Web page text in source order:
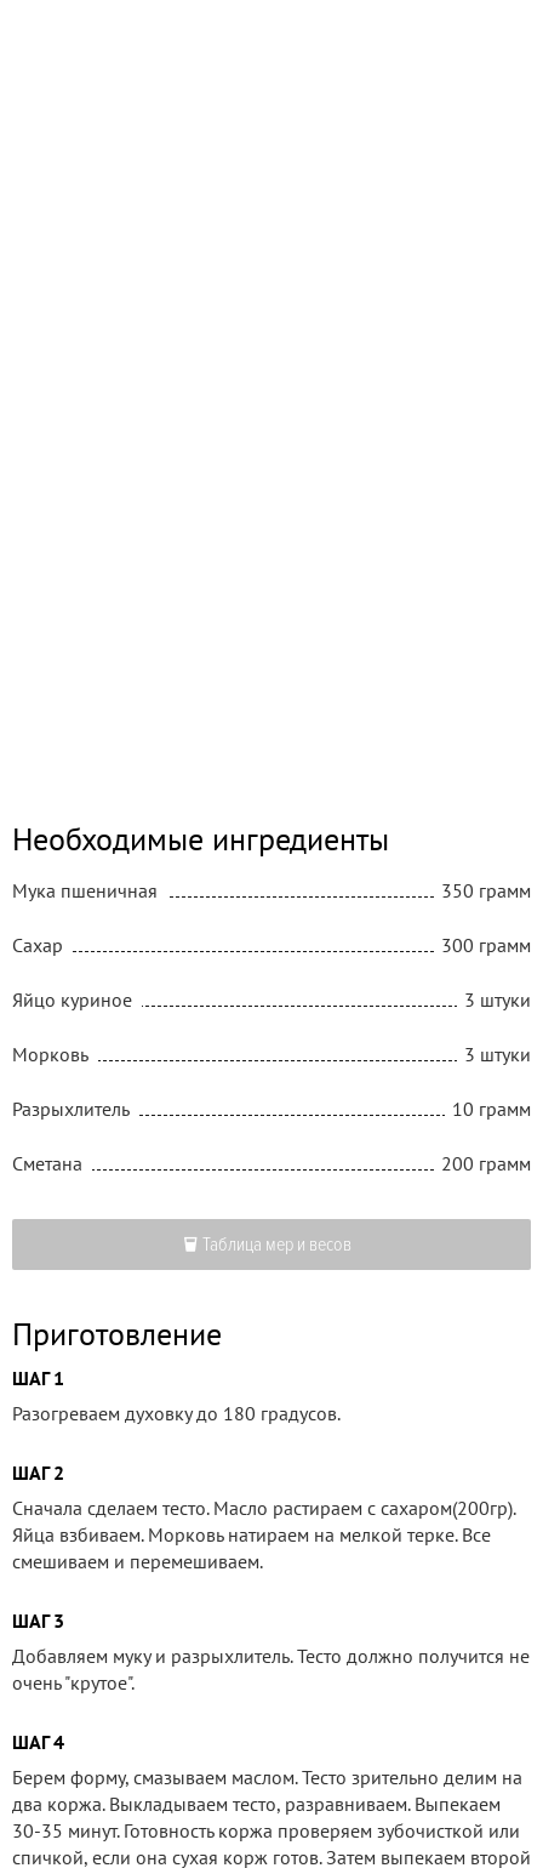
Необходимые ингредиенты
Мука пшеничная 350 грамм
Сахар 300 грамм
Яйцо куриное 3 штуки
Морковь 3 штуки
Разрыхлитель 10 грамм
Сметана 200 грамм
Таблица мер и весов
Приготовление
ШАГ 1
Разогреваем духовку до 180 градусов.
ШАГ 2
Сначала сделаем тесто. Масло растираем с сахаром(200гр).
Яйца взбиваем. Морковь натираем на мелкой терке. Все
смешиваем и перемешиваем.
ШАГ 3
Добавляем муку и разрыхлитель. Тесто должно получится не
очень "крутое".
ШАГ 4
Берем форму, смазываем маслом. Тесто зрительно делим на
два коржа. Выкладываем тесто, разравниваем. Выпекаем
30-35 минут. Готовность коржа проверяем зубочисткой или
спичкой, если она сухая корж готов. Затем выпекаем второй